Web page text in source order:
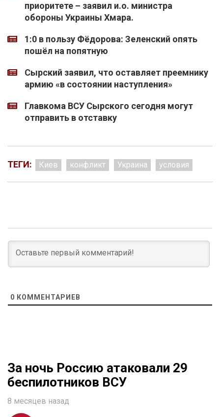
приоритете – заявил и.о. министра
обороны Украины Хмара.
1:0 в пользу Фёдорова: Зеленский опять
пошёл на попятную
Сырский заявил, что оставляет преемнику
армию «в состоянии наступления»
Главкома ВСУ Сырского сегодня могут
отправить в отставку
ТЕГИ: Киев конфликт Украина условия
0 КОММЕНТАРИЕВ
За ночь Россию атаковали 29
беспилотников ВСУ
8 месяцев назад